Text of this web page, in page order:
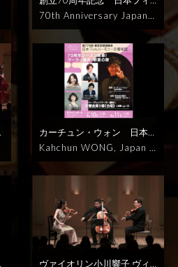
(金）19:00 サントリーホー
ル
mitsu: Archipelago S.
trauss: Symphonic Poem
"Death and Transfiguratio
n" TrV158, op.24 Fri, May
22, 2026 -19:00JST SUN
TORY HALL
ルの「交響三題！」 藤岡幸
夫視聴期間3ヶ月1000円税
込シベリウス：交響詩《フ
ィンランディア》 op.26
イコフスキー：交響曲第5番
ホ短調 op.64ベルリオーズ：
幻想交響曲 op.14 曲冒頭、各
楽章へは下記をクリックして
2026年5月17日
(日)14時開演 サントリーホ
ール
70th Anniversary Japan P
hilharmonic Orchestra's
"Three Symphonic Theme
Sachio Fujioka￥100
0, Available for 3months
Sibelius: Symphonic poem
"Finlandia" Op.26Tchaik
ovsky: Symphony No. 5 in
E minor, Op.64
Berlioz: S
ymphonie Fantastique, O
Sunday, May 17, 20
26 - 14:00JST Suntory Ha
カーチュン・ウォン 日本フ
ィル 第九（マーラー編曲）
森谷真理 林美智子 村上公
太 大西宇宙 晋友会合唱団
視聴期間3ヶ月1000円税込
ベートーヴェン（マーラー編
曲）：交響曲第9番《合唱》
ニ短調 op.1252026年4月10
日(金)19時開演 サントリー
ホール 各楽章へは下記をク
Kahchun WONG, Japan P
hilharmonic Orchestra
ethoven (arr. Mahler): Sy
mphony No. 9 "Choral" in
D minor, Op. 125
￥100
0, Available for 3months
Soprano: Mari MoriyaMez
zo-soprano: Michiko Haya
shi
Tenor: Kota Murakami
ヴァイオリン小川響子 ヴィ